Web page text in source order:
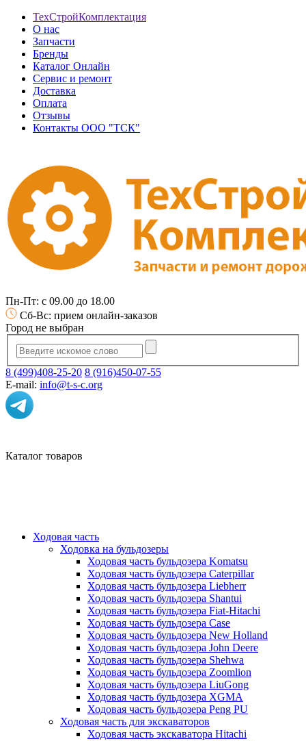
ТехСтройКомплектация
О нас
Запчасти
Бренды
Каталог Онлайн
Сервис и ремонт
Доставка
Оплата
Отзывы
Контакты ООО "ТСК"
Пн-Пт: с 09.00 до 18.00
Сб-Вс: прием онлайн-заказов
Город не выбран
8 (499)408-25-20 8 (916)450-07-55
E-mail: info@t-s-c.org
Каталог товаров
Ходовая часть
Ходовка на бульдозеры
Ходовая часть бульдозера Komatsu
Ходовая часть бульдозера Caterpillar
Ходовая часть бульдозера Liebherr
Ходовая часть бульдозера Shantui
Ходовая часть бульдозера Fiat-Hitachi
Ходовая часть бульдозера Case
Ходовая часть бульдозера New Holland
Ходовая часть бульдозера John Deere
Ходовая часть бульдозера Shehwa
Ходовая часть бульдозера Zoomlion
Ходовая часть бульдозера LiuGong
Ходовая часть бульдозера XGMA
Ходовая часть бульдозера Peng PU
Ходовая часть для экскаваторов
Ходовая часть экскаватора Hitachi